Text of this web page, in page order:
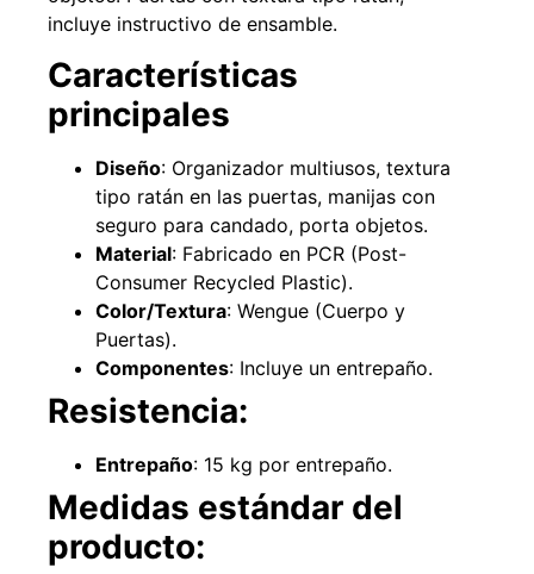
incluye instructivo de ensamble.
Características
principales
Diseño: Organizador multiusos, textura
tipo ratán en las puertas, manijas con
seguro para candado, porta objetos.
Material: Fabricado en PCR (Post-
Consumer Recycled Plastic).
Color/Textura: Wengue (Cuerpo y
Puertas).
Componentes: Incluye un entrepaño.
Resistencia:
Entrepaño: 15 kg por entrepaño.
Medidas estándar del
producto:
Pasto sintético ornamental Importado
USA: Summer densidad 35mm Rollo
4,57*30,48mts
2.002.243 $ 1.021.490
Leer más
Empaquetadura 1/
$1.192.666